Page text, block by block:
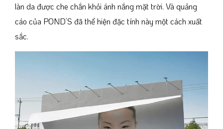
làn da được che chắn khỏi ánh nắng mặt trời. Và quảng
cáo của POND’S đã thể hiện đặc tính này một cách xuất
sắc.